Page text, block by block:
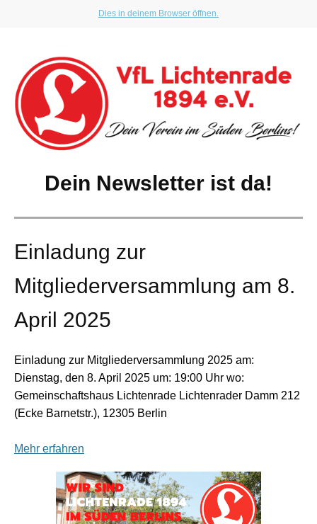
Dies in deinem Browser öffnen.
Dein Newsletter ist da!
Einladung zur
Mitgliederversammlung am 8.
April 2025
Einladung zur Mitgliederversammlung 2025 am:
Dienstag, den 8. April 2025 um: 19:00 Uhr wo:
Gemeinschaftshaus Lichtenrade Lichtenrader Damm 212
(Ecke Barnetstr.), 12305 Berlin
Mehr erfahren